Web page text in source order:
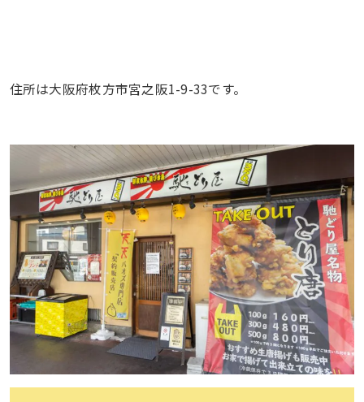
住所は大阪府枚方市宮之阪1-9-33です。